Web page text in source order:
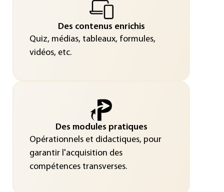
Des contenus enrichis
Quiz, médias, tableaux, formules,
vidéos, etc.
Des modules pratiques
Opérationnels et didactiques, pour
garantir l'acquisition des
compétences transverses.